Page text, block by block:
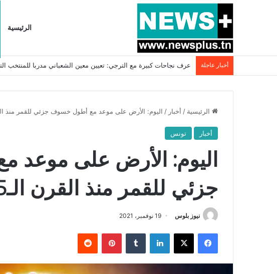
الرئيسية
أخبار عاجلة بسبب المرزوقي وبتكليف من سعيّد: الخارجية تستدعي السفيرة
الرئيسية / أخبار / اليوم: الأرض على موعد مع أطول خسوف جزئي للقمر منذ
أخبار تونس
اليوم: الأرض على
جزئي للقمر منذ القرن الـ15..
نيوز بلوس 19 نوفمبر، 2021
فيسبوك X لينكدإن بينتيريست